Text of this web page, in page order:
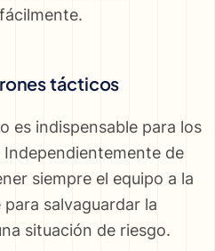
tácticos
es indispensable para los
de
siempre el equipo a la
salvaguardar la
situación de riesgo.